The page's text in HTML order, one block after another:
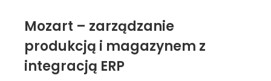
Mozart – zarządzanie
produkcją i magazynem z
integracją ERP